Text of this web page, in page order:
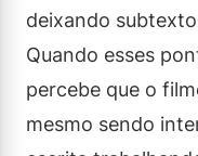
deixando
Quando esses
percebe que o
mesmo sendo